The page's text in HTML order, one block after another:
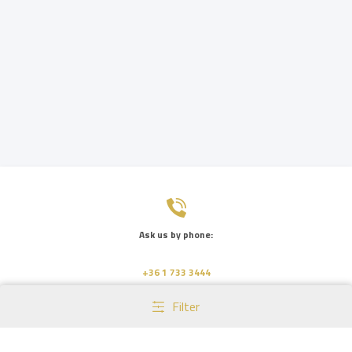
Ask us by phone:
+36 1 733 3444
Filter